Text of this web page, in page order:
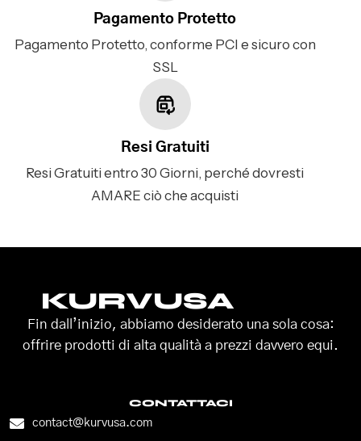
Pagamento Protetto
Pagamento Protetto, conforme PCI e sicuro con
SSL
Resi Gratuiti
Resi Gratuiti entro 30 Giorni, perché dovresti
AMARE ciò che acquisti
KURVUSA
Fin dall’inizio, abbiamo desiderato una sola cosa:
offrire prodotti di alta qualità a prezzi davvero equi.
CONTATTACI
contact@kurvusa.com